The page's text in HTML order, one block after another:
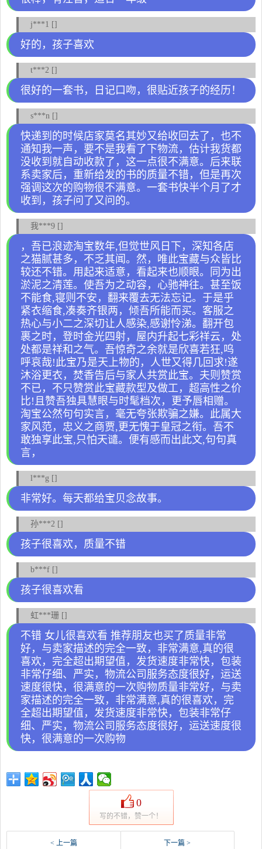
j***1 []
好的，孩子喜欢
t***2 []
很好的一套书，日记口吻，很贴近孩子的经历！
s***n []
快递到的时候店家莫名其妙又给收回去了，也不
通知我一声，要不是我看了下物流，估计我货都
没收到就自动收款了，这一点很不满意。后来联
系卖家后，重新给发的书的质量不错，但是再次
强调这次的购物很不满意。一套书快半个月了才
收到，孩子问了又问的。
我***9 []
，吾已浪迹淘宝数年,但觉世风日下，深知各店
之猫腻甚多，不乏其闻。然，唯此宝藏与众皆比
较还不错。用起来适意，看起来也顺眼。同为出
淤泥之清莲。使吾为之动容，心驰神往。甚至饭
不能食,寝则不安，翻来覆去无法忘记。于是乎
紧衣缩食,凑奏齐银两，倾吾所能而买。客服之
热心与小二之深切让人感染,感谢怜涕。翻开包
裹之时，登时金光四射，屋内升起七彩祥云，处
处都是祥和之气。吾惊奇之余就是欣喜若狂,呜
呼哀哉!此宝乃是天上物的，人世又得几回求!遂
沐浴更衣，焚香告后与家人共赏此宝。夫则赞赏
不已，不只赞赏此宝藏款型及做工，超高性之价
比!且赞吾独具慧眼与时髦档次，更予唇相赠。
淘宝公然句句实言，毫无夸张欺骗之嫌。此属大
家风范，忠义之商贾,更无愧于皇冠之衔。吾不
敢独享此宝,只怕天谴。便有感而出此文,句句真
言，
l***g []
非常好。每天都给宝贝念故事。
孙***2 []
孩子很喜欢，质量不错
b***f []
孩子很喜欢看
虹***珊 []
不错 女儿很喜欢看 推荐朋友也买了质量非常
好，与卖家描述的完全一致，非常满意,真的很
喜欢，完全超出期望值，发货速度非常快，包装
非常仔细、严实，物流公司服务态度很好，运送
速度很快，很满意的一次购物质量非常好，与卖
家描述的完全一致，非常满意,真的很喜欢，完
全超出期望值，发货速度非常快，包装非常仔
细、严实，物流公司服务态度很好，运送速度很
快，很满意的一次购物
0
写的不错，赞一个！
< 上一篇
下一篇 >